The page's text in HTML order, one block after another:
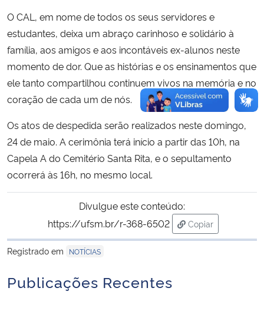
O CAL, em nome de todos os seus servidores e
estudantes, deixa um abraço carinhoso e solidário à
família, aos amigos e aos incontáveis ex-alunos neste
momento de dor. Que as histórias e os ensinamentos que
ele tanto compartilhou continuem vivos na memória e no
coração de cada um de nós.
Os atos de despedida serão realizados neste domingo,
24 de maio. A cerimônia terá início a partir das 10h, na
Capela A do Cemitério Santa Rita, e o sepultamento
ocorrerá às 16h, no mesmo local.
Divulgue este conteúdo:
https://ufsm.br/r-368-6502
Copiar
para área de
Registrado em
NOTÍCIAS
Publicações Recentes